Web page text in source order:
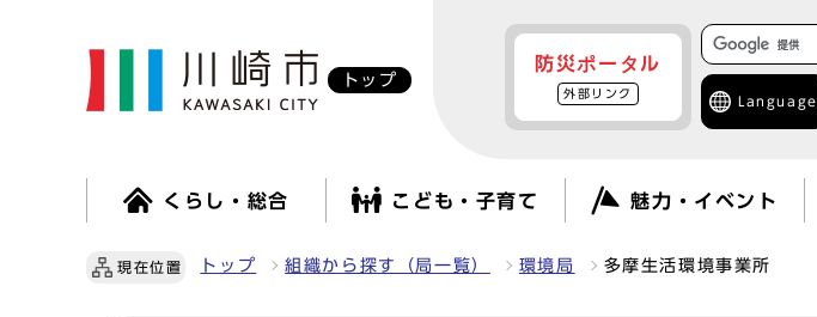
トップ
防災ポータル
外部リンク
Language
くらし・総合 こども・子育て 魅力・イベント
現在位置 トップ 組織から探す（局一覧） 環境局 多摩生活環境事業所